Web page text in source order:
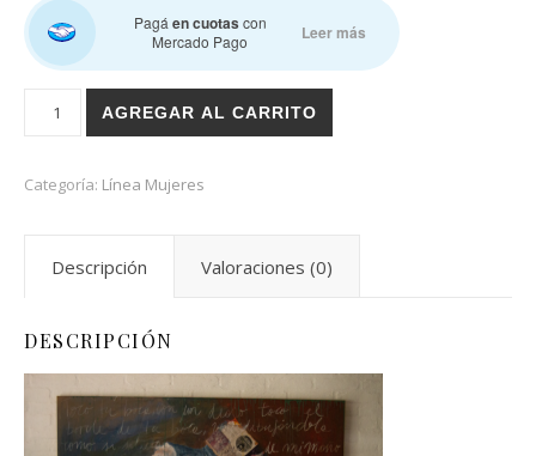
Pagáen cuotas con
Mercado Pago
Leer más
Mujer acostada cantidad
AGREGAR AL CARRITO
Categoría: Línea Mujeres
Descripción Valoraciones (0)
DESCRIPCIÓN